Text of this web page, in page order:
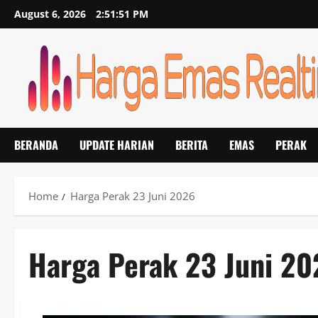
Skip
to
August 6, 2026 2:51:52 PM
BERANDA UPDATE HARIAN BERITA EMAS PERAK
Home Harga Perak 23 Juni 2026
Harga Perak 23 Juni